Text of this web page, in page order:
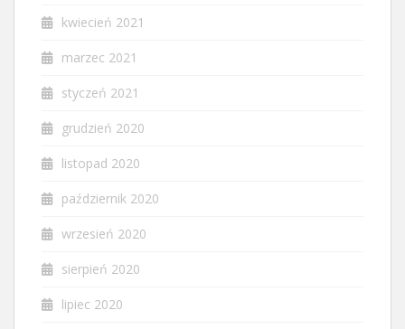
kwiecień 2021
marzec 2021
styczeń 2021
grudzień 2020
listopad 2020
październik 2020
wrzesień 2020
sierpień 2020
lipiec 2020